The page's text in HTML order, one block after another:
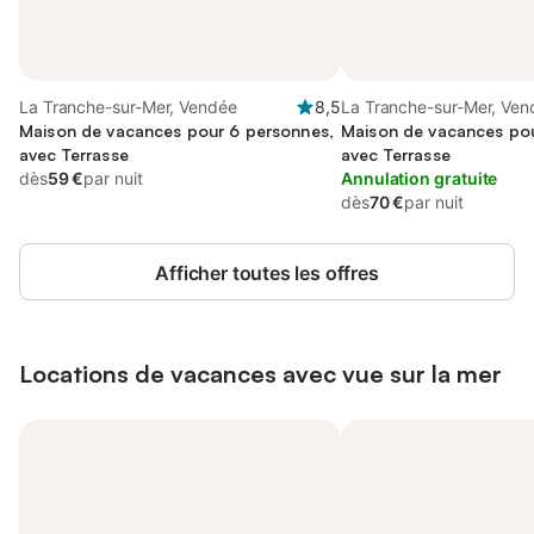
La Tranche-sur-Mer, Vendée
8,5
Maison de vacances pour 6 personnes,
avec Terrasse
dès59 €par nuit
La Tranche-sur-Mer,
Maison de vacances
avec Terrasse
Annulation gratuite
dès70 €par nuit
Afficher toutes les offres
Locations de vacances avec vue sur la mer